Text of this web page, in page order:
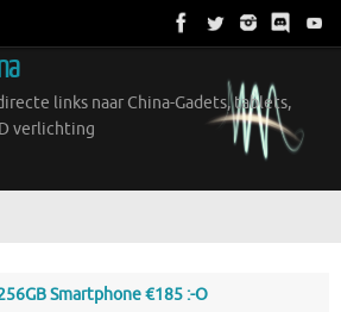
links naar China-Gadets, tablets,
verlichting
Smartphone €185 :-O